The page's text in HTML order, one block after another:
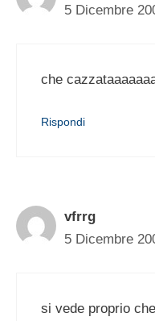
5 Dicembre
che
Rispondi
vfrrg
5 Dicembre
si vede proprio